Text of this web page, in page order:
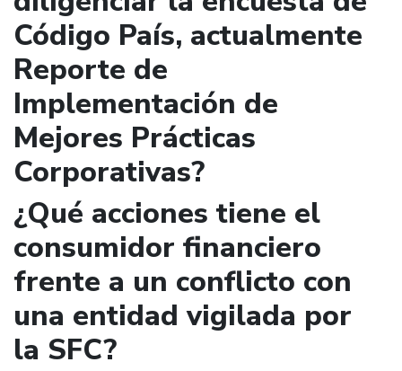
Código País, actualmente
Reporte de
Implementación de
Mejores Prácticas
Corporativas?
¿Qué acciones tiene el
consumidor financiero
frente a un conflicto con
una entidad vigilada por
la SFC?